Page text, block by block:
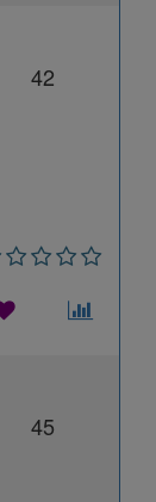
42
45